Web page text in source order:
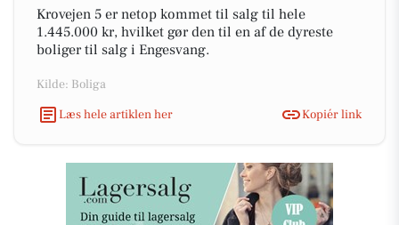
Krovejen 5 er netop kommet til salg til hele
1.445.000 kr, hvilket gør den til en af de dyreste
boliger til salg i Engesvang.
Kilde: Boliga
Læs hele artiklen her
Kopiér link